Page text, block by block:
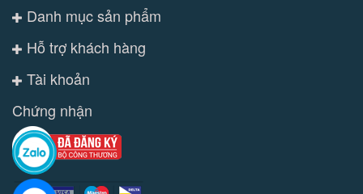
Danh mục sản phẩm
Hỗ trợ khách hàng
Tài khoản
Chứng nhận